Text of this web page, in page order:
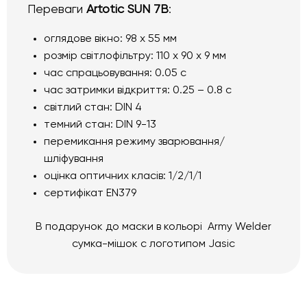
Переваги Artotic SUN 7B:
оглядове вікно: 98 х 55 мм
розмір світлофільтру: 110 х 90 х 9 мм
час спрацьовування: 0.05 с
час затримки відкриття: 0.25 – 0.8 с
світлий стан: DIN 4
темний стан: DIN 9-13
перемикання режиму зварювання/
шліфування
оцінка оптичних класів: 1/2/1/1
сертифікат EN379
В подарунок до маски в кольорі Army Welder
сумка-мішок с логотипом Jasic